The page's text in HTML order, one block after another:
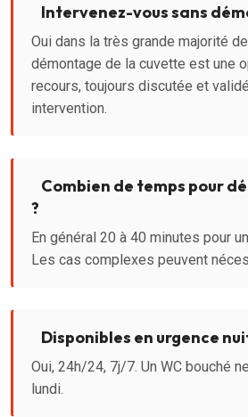
Intervenez-vous sans
Oui dans la très grande majorité
démontage de la cuvette est une
recours, toujours discutée et
intervention.
Combien de temps pour
?
En général 20 à 40 minutes pour
Les cas complexes peuvent
Disponibles en urgence
Oui, 24h/24, 7j/7. Un WC bouché
lundi.